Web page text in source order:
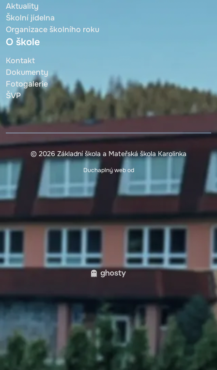
Aktuality
Školní jídelna
Organizace školního roku
O škole
Kontakt
Dokumenty
Fotogalerie
ŠVP
© 2026 Základní škola a Mateřská škola Karolinka
Duchaplný web od